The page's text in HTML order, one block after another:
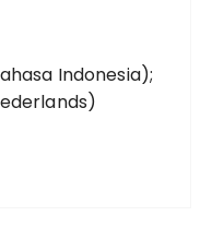
Indonesia);